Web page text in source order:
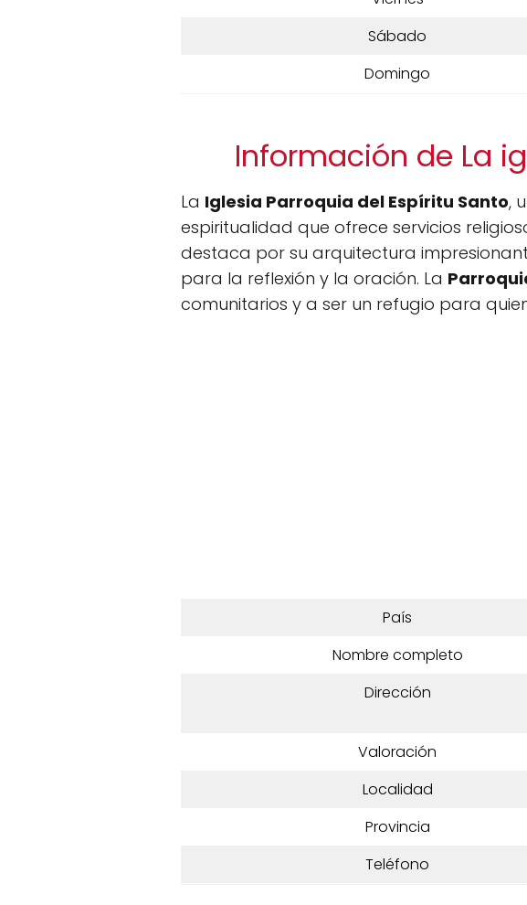
Sábado
Domingo
Información de La
La Iglesia Parroquia del Espíritu Santo,
espiritualidad que ofrece servicios
destaca por su arquitectura
para la reflexión y la oración. La
comunitarios y a ser un refugio para
País
Nombre completo
Dirección
Valoración
Localidad
Provincia
Teléfono